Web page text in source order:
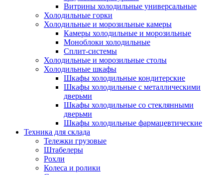
Витрины холодильные универсальные
Холодильные горки
Холодильные и морозильные камеры
Камеры холодильные и морозильные
Моноблоки холодильные
Сплит-системы
Холодильные и морозильные столы
Холодильные шкафы
Шкафы холодильные кондитерские
Шкафы холодильные с металлическими
дверьми
Шкафы холодильные со стеклянными
дверьми
Шкафы холодильные фармацевтические
Техника для склада
Тележки грузовые
Штабелеры
Рохли
Колеса и ролики